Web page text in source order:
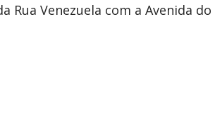
Rua Venezuela com a Avenida do